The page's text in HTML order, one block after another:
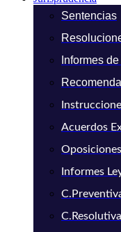
Sentencias
Informes
Acuerdos
Informes